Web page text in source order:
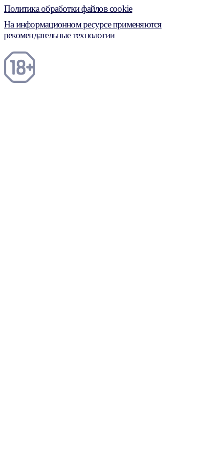
Политика обработки файлов cookie
На информационном ресурсе применяются
рекомендательные технологии